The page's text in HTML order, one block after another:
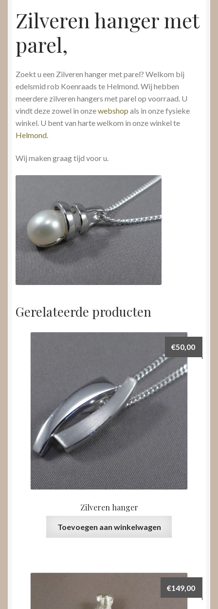
Zilveren hanger met
parel,
Zoekt u een Zilveren hanger met parel? Welkom bij
edelsmid rob Koenraads te Helmond. Wij hebben
meerdere zilveren hangers met parel op voorraad. U
vindt deze zowel in onzewebshop als in onze fysieke
winkel. U bent van harte welkom in onze winkel te
Helmond.
Wij maken graag tijd voor u.
Gerelateerde producten
Zilveren hanger
€50,00
Toevoegen aan winkelwagen
€149,00